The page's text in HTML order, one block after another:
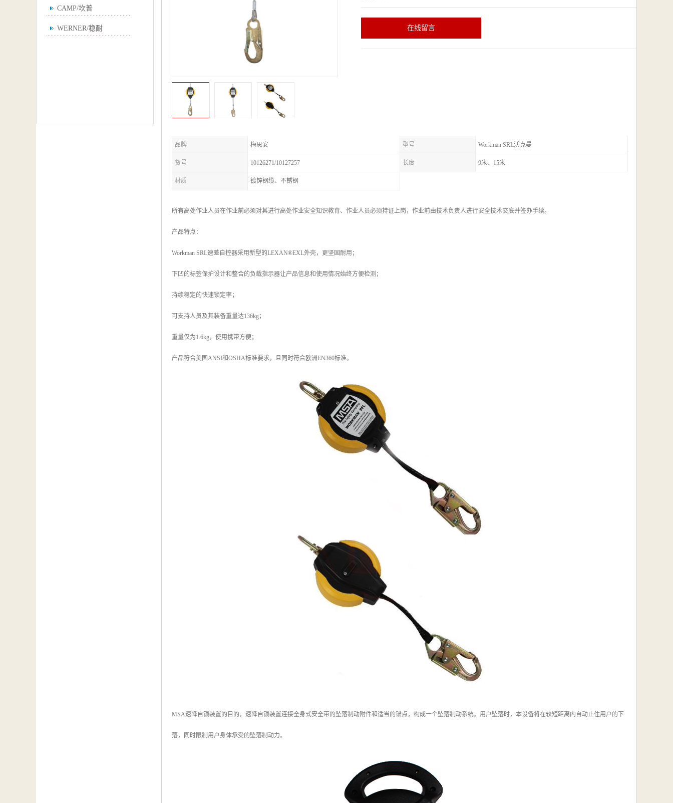
CAMP/坎普
WERNER/稳耐 在线留言
品牌 梅思安 型号 Workman SRL沃克曼
货号 10126271/10127257 长度 9米、15米
材质 镀锌钢缆、不锈钢
所有高处作业人员在作业前必须对其进行高处作业安全知识教育、作业人员必须持证上岗，作业前由技术负责人进行安全技术交底并签办手续。
产品特点：
Workman SRL速差自控器采用新型的LEXAN®EXL外壳，更坚固耐用；
下凹的标签保护设计和整合的负载指示器让产品信息和使用情况始终方便检测；
持续稳定的快速锁定率；
可支持人员及其装备重量达136kg；
重量仅为1.6kg，使用携带方便；
产品符合美国ANSI和OSHA标准要求，且同时符合欧洲EN360标准。
MSA速降自锁装置的目的，速降自锁装置连接全身式安全带的坠落制动附件和适当的锚点，构成一个坠落制动系统。用户坠落时，本设备将在较短距离内自动止住用户的下
落，同时限制用户身体承受的坠落制动力。